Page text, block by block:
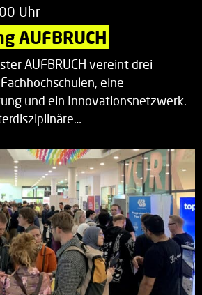
Uhr
AUFBRUCH
AUFBRUCH vereint drei
eine
und ein Innovationsnetzwerk.